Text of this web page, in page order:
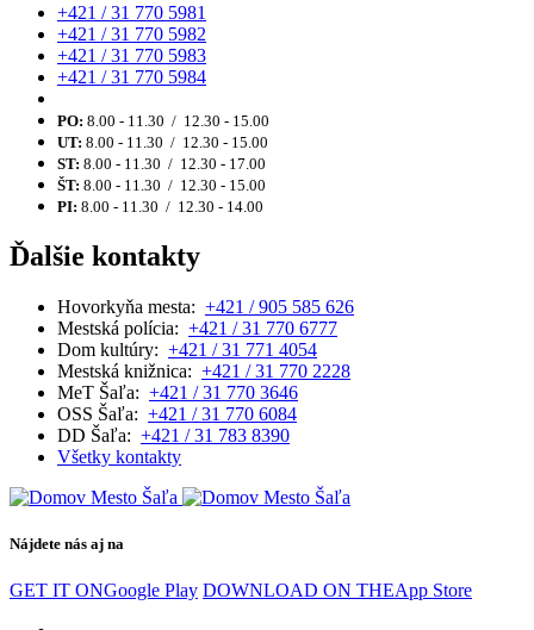
+421 / 31 770 5981
+421 / 31 770 5982
+421 / 31 770 5983
+421 / 31 770 5984
PO: 8.00 - 11.30 / 12.30 - 15.00
UT: 8.00 - 11.30 / 12.30 - 15.00
ST: 8.00 - 11.30 / 12.30 - 17.00
ŠT: 8.00 - 11.30 / 12.30 - 15.00
PI: 8.00 - 11.30 / 12.30 - 14.00
Ďalšie kontakty
Hovorkyňa mesta: +421 / 905 585 626
Mestská polícia: +421 / 31 770 6777
Dom kultúry: +421 / 31 771 4054
Mestská knižnica: +421 / 31 770 2228
MeT Šaľa: +421 / 31 770 3646
OSS Šaľa: +421 / 31 770 6084
DD Šaľa: +421 / 31 783 8390
Všetky kontakty
Nájdete nás aj na
GET IT ONGoogle Play DOWNLOAD ON THEApp Store